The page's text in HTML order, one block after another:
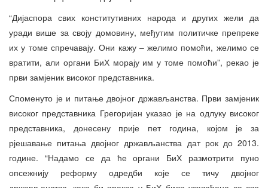
“Дијаспора свих конститутивних народа и других жели да
уради више за своју домовину, међутим политичке препреке
их у томе спречавају. Они кажу – желимо помоћи, желимо се
вратити, али органи БиХ морају им у томе помоћи”, рекао је
први замјеник високог представника.
Споменуто је и питање двојног држављанства. Први замјеник
високог представника Грегоријан указао је на одлуку високог
представника, донесену прије пет година, којом је за
рјешавање питања двојног држављанства дат рок до 2013.
године. “Надамо се да ће органи БиХ размотрити пуно
опсежнију реформу одредби које се тичу двојног